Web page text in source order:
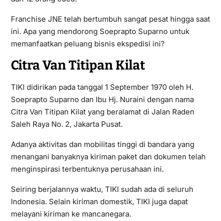
Franchise JNE telah bertumbuh sangat pesat hingga saat
ini. Apa yang mendorong Soeprapto Suparno untuk
memanfaatkan peluang bisnis ekspedisi ini?
Citra Van Titipan Kilat
TIKI didirikan pada tanggal 1 September 1970 oleh H.
Soeprapto Suparno dan Ibu Hj. Nuraini dengan nama
Citra Van Titipan Kilat yang beralamat di Jalan Raden
Saleh Raya No. 2, Jakarta Pusat.
Adanya aktivitas dan mobilitas tinggi di bandara yang
menangani banyaknya kiriman paket dan dokumen telah
menginspirasi terbentuknya perusahaan ini.
Seiring berjalannya waktu, TIKI sudah ada di seluruh
Indonesia. Selain kiriman domestik, TIKI juga dapat
melayani kiriman ke mancanegara.